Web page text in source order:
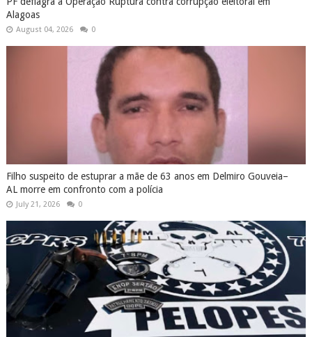
Alagoas
August 04, 2026 0
Filho suspeito de estuprar a mãe de 63 anos em Delmiro Gouveia–
AL morre em confronto com a polícia
July 21, 2026 0